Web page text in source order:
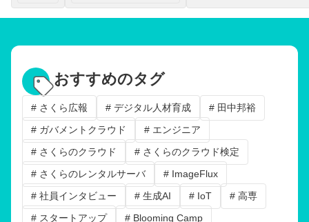
おすすめのタグ
# さくら広報 # デジタル人材育成
# 田中邦裕
# ガバメントクラウド
# エンジニア
# さくらのクラウド
# さくらのクラウド検定
# さくらのレンタルサーバ
# ImageFlux
# 社員インタビュー
# 生成AI # IoT
# 高専
# スタートアップ
# Blooming Camp